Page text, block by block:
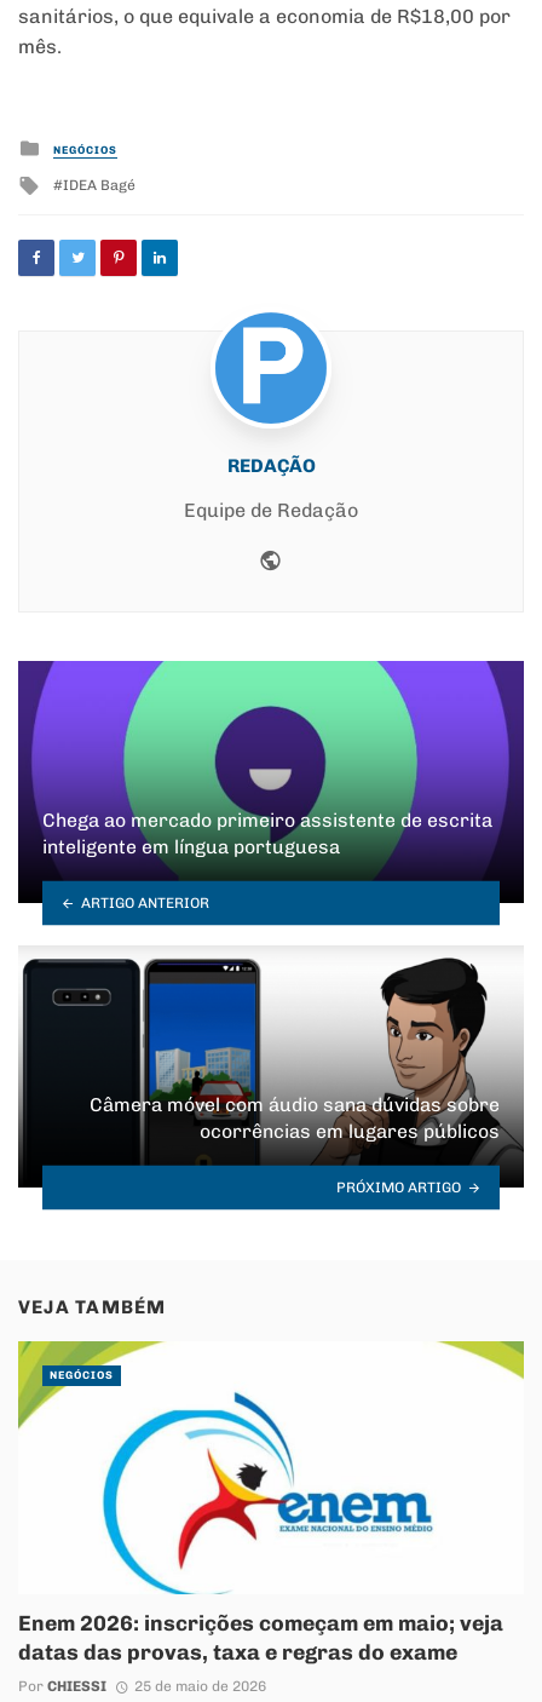
sanitários, o que equivale a economia de R$18,00 por
mês.
Posted
in
NEGÓCIOS
Tagged
IDEA Bagé
REDAÇÃO
Equipe de Redação
Chega ao mercado primeiro assistente de escrita
inteligente em língua portuguesa
ARTIGO ANTERIOR
Câmera móvel com áudio sana dúvidas sobre
ocorrências em lugares públicos
PRÓXIMO ARTIGO
VEJA TAMBÉM
Enem 2026: inscrições começam em maio; veja
datas das provas, taxa e regras do exame
Por CHIESSI 25 de maio de 2026
NEGÓCIOS